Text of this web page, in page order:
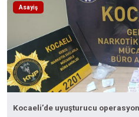
Asayiş
Kocaeli’de uyuşturucu